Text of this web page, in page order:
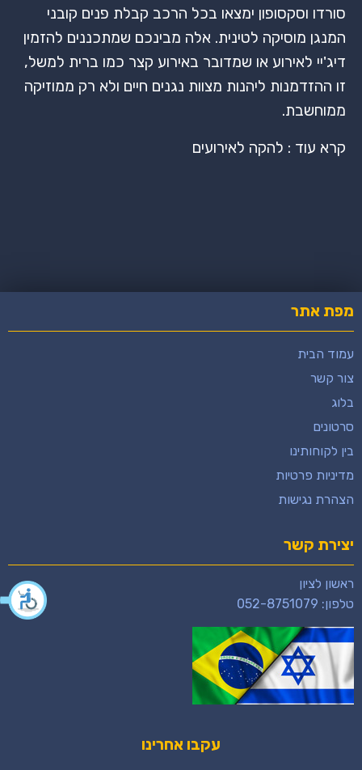
סורדו וסקסופון ימצאו בכל הרכב קבלת פנים קובני
המנגן מוסיקה לטינית. אלה מבינכם שמתכננים להזמין
דיג'יי לאירוע או שמדובר באירוע קצר כמו ברית למשל,
זו ההזדמנות ליהנות מצוות נגנים חיים ולא רק ממוזיקה
ממוחשבת.
קרא עוד : להקה לאירועים
מפת אתר
עמוד הבית
צור קשר
בלוג
סרטונים
בין לקוחותינו
מדיניות פרטיות
הצהרת נגישות
יצירת קשר
ראשון לציון
טלפון: 052-8751079
עקבו אחרינו